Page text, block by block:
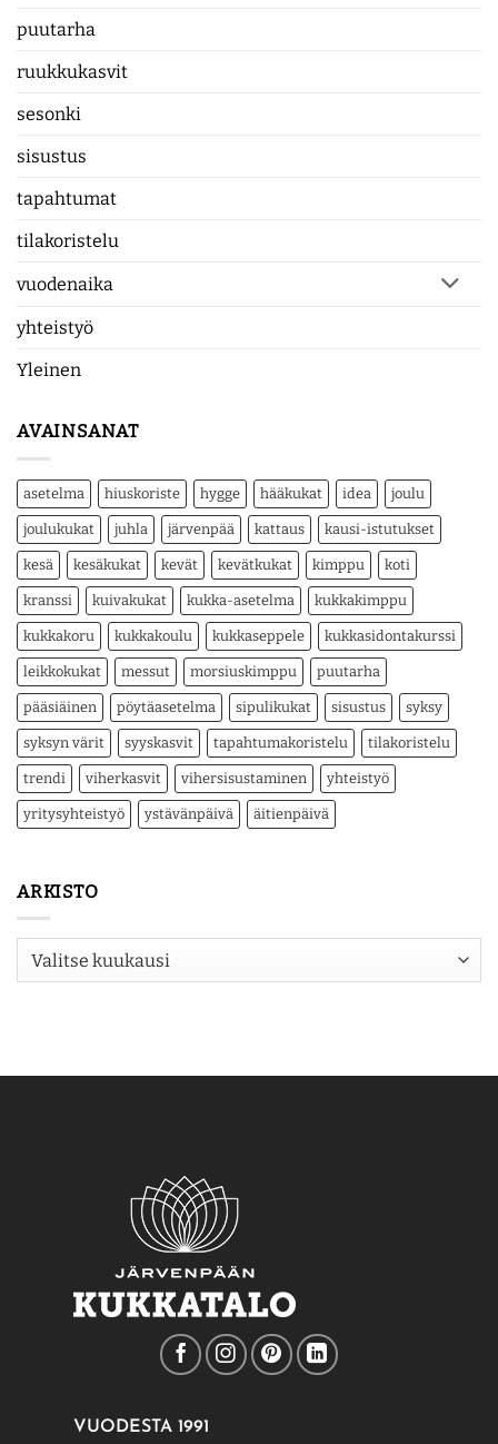
puutarha
ruukkukasvit
sesonki
sisustus
tapahtumat
tilakoristelu
vuodenaika
yhteistyö
Yleinen
AVAINSANAT
asetelma hiuskoriste hygge hääkukat idea joulu
joulukukat juhla järvenpää kattaus kausi-istutukset
kesä kesäkukat kevät kevätkukat kimppu koti
kranssi kuivakukat kukka-asetelma kukkakimppu
kukkakoru kukkakoulu kukkaseppele kukkasidontakurssi
leikkokukat messut morsiuskimppu puutarha
pääsiäinen pöytäasetelma sipulikukat sisustus syksy
syksyn värit syyskasvit tapahtumakoristelu tilakoristelu
trendi viherkasvit vihersisustaminen yhteistyö
yritysyhteistyö ystävänpäivä äitienpäivä
ARKISTO
Arkisto
VUODESTA 1991